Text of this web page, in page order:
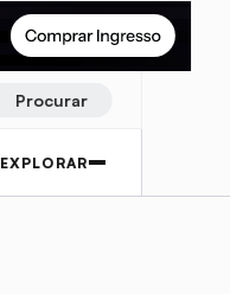
Procurar
EXPLORAR